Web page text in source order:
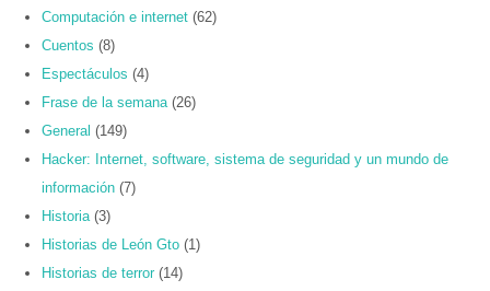
Computación e internet (62)
Cuentos (8)
Espectáculos (4)
Frase de la semana (26)
General (149)
Hacker: Internet, software, sistema de seguridad y un mundo de
información (7)
Historia (3)
Historias de León Gto (1)
Historias de terror (14)